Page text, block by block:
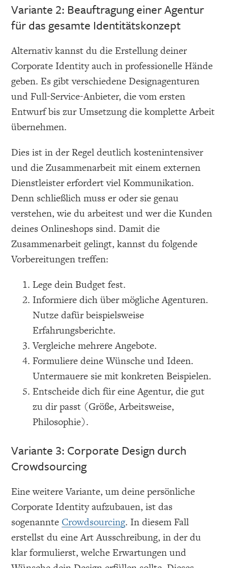
Variante 2: Beauftragung einer Agentur
für das gesamte Identitätskonzept
Alternativ kannst du die Erstellung deiner
Corporate Identity auch in professionelle Hände
geben. Es gibt verschiedene Designagenturen
und Full-Service-Anbieter, die vom ersten
Entwurf bis zur Umsetzung die komplette Arbeit
übernehmen.
Dies ist in der Regel deutlich kostenintensiver
und die Zusammenarbeit mit einem externen
Dienstleister erfordert viel Kommunikation.
Denn schließlich muss er oder sie genau
verstehen, wie du arbeitest und wer die Kunden
deines Onlineshops sind. Damit die
Zusammenarbeit gelingt, kannst du folgende
Vorbereitungen treffen:
Lege dein Budget fest.
Informiere dich über mögliche Agenturen.
Nutze dafür beispielsweise
Erfahrungsberichte.
Vergleiche mehrere Angebote.
Formuliere deine Wünsche und Ideen.
Untermauere sie mit konkreten Beispielen.
Entscheide dich für eine Agentur, die gut
zu dir passt (Größe, Arbeitsweise,
Philosophie).
Variante 3: Corporate Design durch
Crowdsourcing
Eine weitere Variante, um deine persönliche
Corporate Identity aufzubauen, ist das
sogenannte Crowdsourcing. In diesem Fall
erstellst du eine Art Ausschreibung, in der du
klar formulierst, welche Erwartungen und